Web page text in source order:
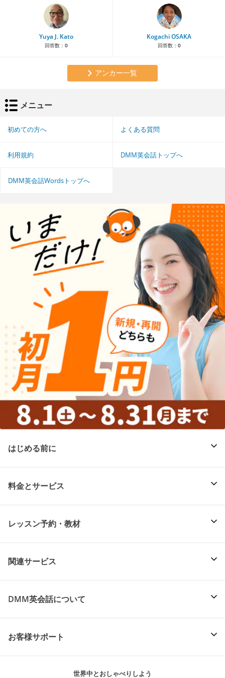
Yuya J. Kato
回答数： 0
Kogachi OSAKA
回答数： 0
アンカー一覧
メニュー
初めての方へ よくある質問
利用規約 DMM英会話トップへ
DMM英会話Wordsトップへ
はじめる前に
料金とサービス
レッスン予約・教材
関連サービス
DMM英会話について
お客様サポート
世界中とおしゃべりしよう